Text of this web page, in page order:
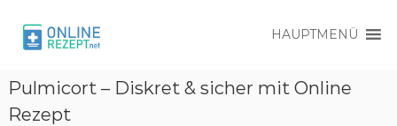
n
l
n
i
HAUPTMENÜ
Pulmicort – Diskret & sicher mit Online
Rezept